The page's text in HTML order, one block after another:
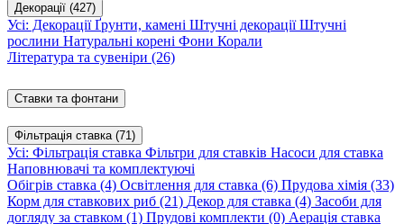
Декорації (427)
Усі: ДекораціїҐрунти, камені Штучні декораціїШтучні
рослини Натуральні корені Фони Корали
Література та сувеніри (26)
Ставки та фонтани
Фільтрація ставка (71)
Усі: Фільтрація ставка Фільтри для ставків Насоси для ставка
Наповнювачі та комплектуючі
Обігрів ставка (4) Освітлення для ставка (6) Прудова хімія (33)
Корм для ставкових риб (21) Декор для ставка (4) Засоби для
догляду за ставком (1) Прудові комплекти (0) Аерація ставка